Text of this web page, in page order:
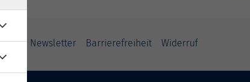
AGB Newsletter Barrierefreiheit Widerruf